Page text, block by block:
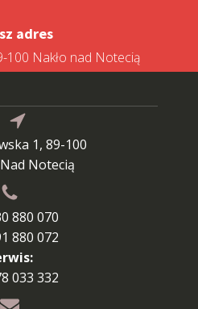
adres
100 Nakło nad Notecią
1, 89-100
Notecią
880 070
880 072
033 332